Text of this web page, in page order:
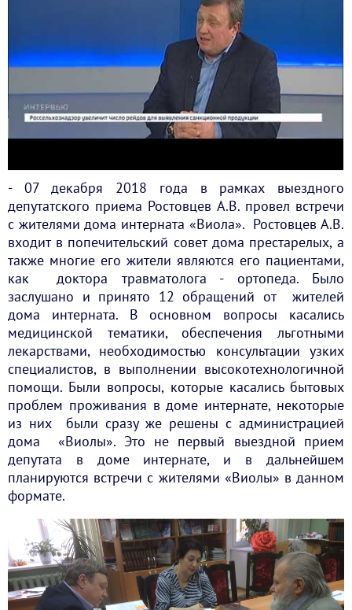
- 07 декабря 2018 года в рамках выездного
депутатского приема Ростовцев А.В. провел встречи
с жителями дома интерната «Виола». Ростовцев А.В.
входит в попечительский совет дома престарелых, а
также многие его жители являются его пациентами,
как доктора травматолога - ортопеда. Было
заслушано и принято 12 обращений от жителей
дома интерната. В основном вопросы касались
медицинской тематики, обеспечения льготными
лекарствами, необходимостью консультации узких
специалистов, в выполнении высокотехнологичной
помощи. Были вопросы, которые касались бытовых
проблем проживания в доме интернате, некоторые
из них были сразу же решены с администрацией
дома «Виолы». Это не первый выездной прием
депутата в доме интернате, и в дальнейшем
планируются встречи с жителями «Виолы» в данном
формате.